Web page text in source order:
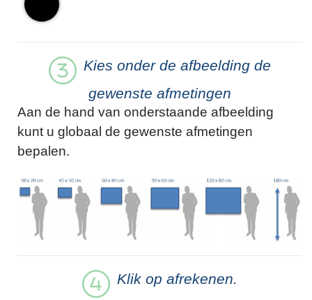
Kies onder de afbeelding de
gewenste afmetingen
Aan de hand van onderstaande afbeelding
kunt u globaal de gewenste afmetingen
bepalen.
Klik op afrekenen.